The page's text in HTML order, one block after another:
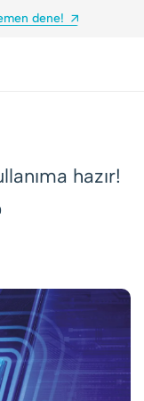
hazır!